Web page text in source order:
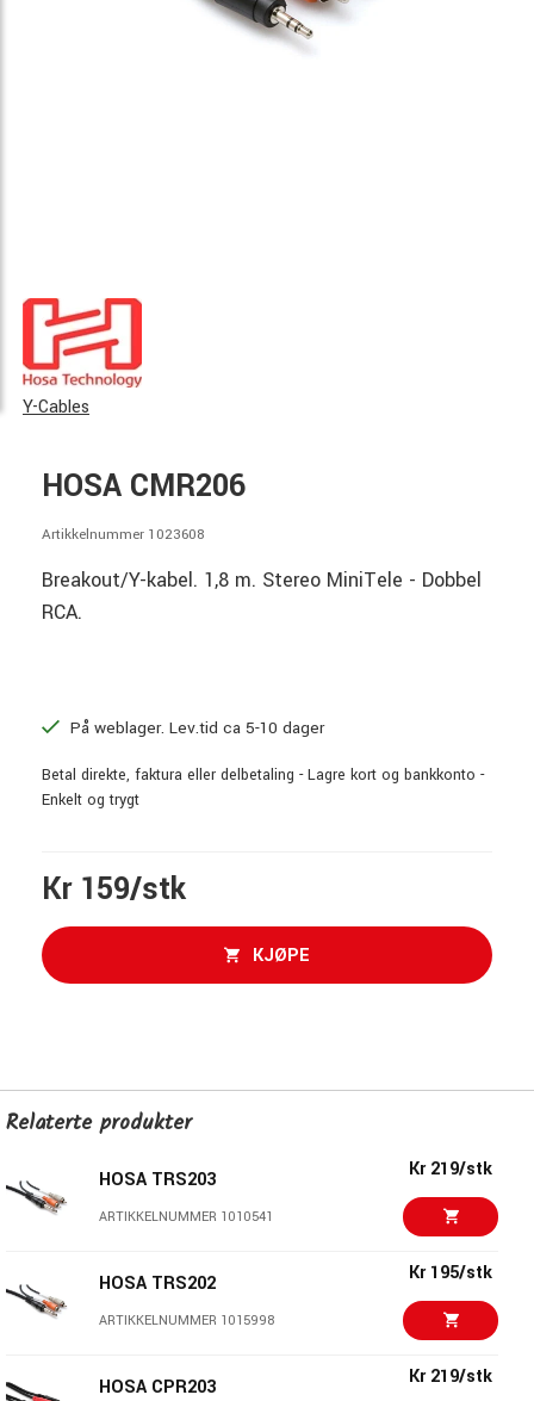
Y-Cables
HOSA CMR206
Artikkelnummer 1023608
Breakout/Y-kabel. 1,8 m. Stereo MiniTele - Dobbel
RCA.
På weblager. Lev.tid ca 5-10 dager
Betal direkte, faktura eller delbetaling - Lagre kort og bankkonto -
Enkelt og trygt
Kr 159/stk
KJØPE
Relaterte produkter
HOSA TRS203
ARTIKKELNUMMER 1010541
Kr 219/stk
HOSA TRS202
ARTIKKELNUMMER 1015998
Kr 195/stk
HOSA CPR203 Kr 219/stk